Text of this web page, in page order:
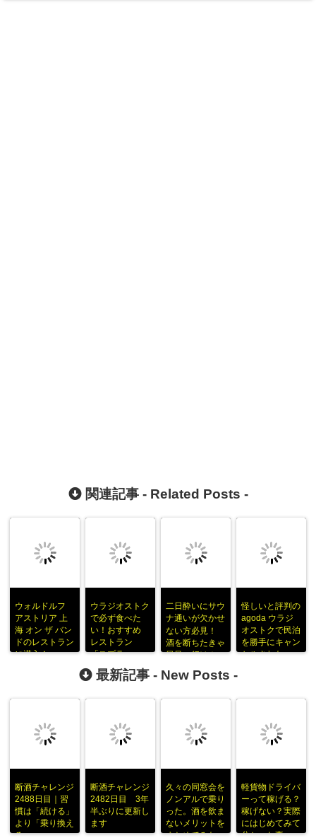
関連記事 - Related Posts -
ウォルドルフ
アストリア 上
海 オン ザ バン
ドのレストラン
に潜入！
ウラジオストク
で必ず食べた
い！おすすめ
レストラン
「スプラ」
二日酔いにサウ
ナ通いが欠かせ
ない方必見！
酒を断ちたきゃ
風呂へ行け！
怪しいと評判の
agoda ウラジ
オストクで民泊
を勝手にキャン
セルされた
最新記事 - New Posts -
断酒チャレンジ
2488日目｜習
慣は「続ける」
より「乗り換え
る」
断酒チャレンジ
2482日目 3年
半ぶりに更新し
ます
久々の同窓会を
ノンアルで乗り
った。酒を飲ま
ないメリットを
まとめてみた
軽貨物ドライバ
ーって稼げる？
稼げない？実際
にはじめてみて
分かった事